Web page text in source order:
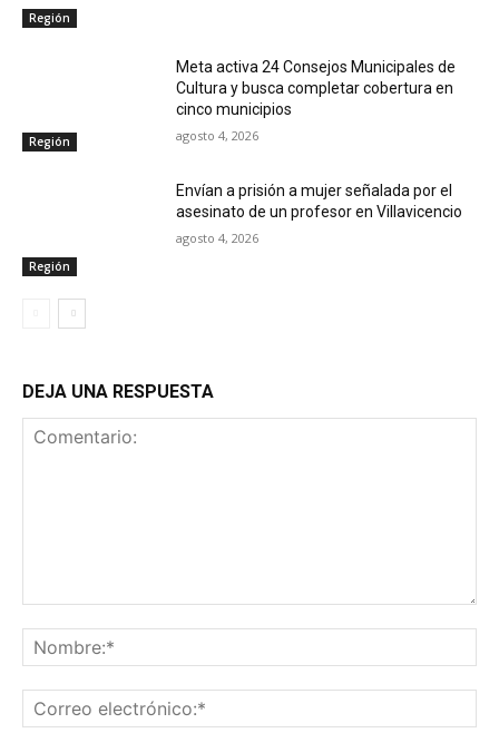
Región
Región
Meta activa 24 Consejos Municipales de
Cultura y busca completar cobertura en
cinco municipios
agosto 4, 2026
Región
Envían a prisión a mujer señalada por el
asesinato de un profesor en Villavicencio
agosto 4, 2026
DEJA UNA RESPUESTA